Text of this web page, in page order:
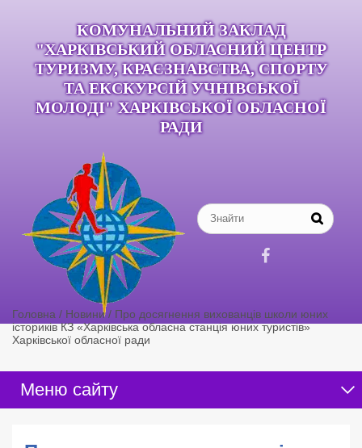
КОМУНАЛЬНИЙ ЗАКЛАД
"ХАРКІВСЬКИЙ ОБЛАСНИЙ ЦЕНТР
ТУРИЗМУ, КРАЄЗНАВСТВА, СПОРТУ
ТА ЕКСКУРСІЙ УЧНІВСЬКОЇ
МОЛОДІ" ХАРКІВСЬКОЇ ОБЛАСНОЇ
РАДИ

Головна / Новини / Про досягнення вихованців школи юних
істориків КЗ «Харківська обласна станція юних туристів»
Харківської обласної ради
Меню сайту